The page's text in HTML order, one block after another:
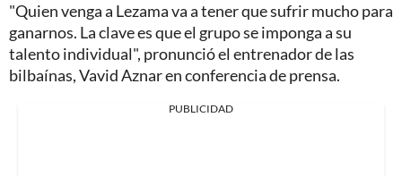
"Quien venga a Lezama va a tener que sufrir mucho para
ganarnos. La clave es que el grupo se imponga a su
talento individual", pronunció el entrenador de las
bilbaínas, Vavid Aznar en conferencia de prensa.
PUBLICIDAD